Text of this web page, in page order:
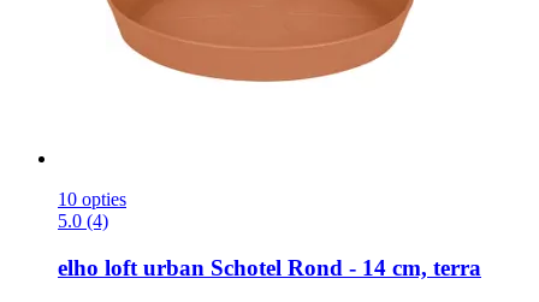
10 opties
5.0 (4)
elho loft urban Schotel Rond -​ 14 cm, terra